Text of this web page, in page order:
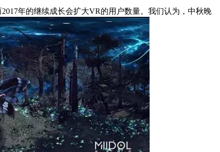
年的继续成长会扩大VR的用户数量。我们认为，中秋晚